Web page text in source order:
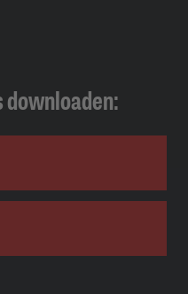
downloaden: